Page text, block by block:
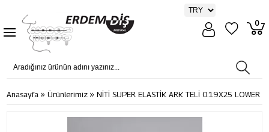
0
Anasayfa » Ürünlerimiz » NİTİ SUPER ELASTİK ARK TELİ 0.19X25 LOWER